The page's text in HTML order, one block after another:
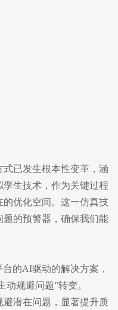
已发生根本性变革，涵
生技术，作为关键过程
优化空间。这一仿真技
的预警器，确保我们能
台的AI驱动的解决方案，
规避问题”转变。
潜在问题，显著提升质